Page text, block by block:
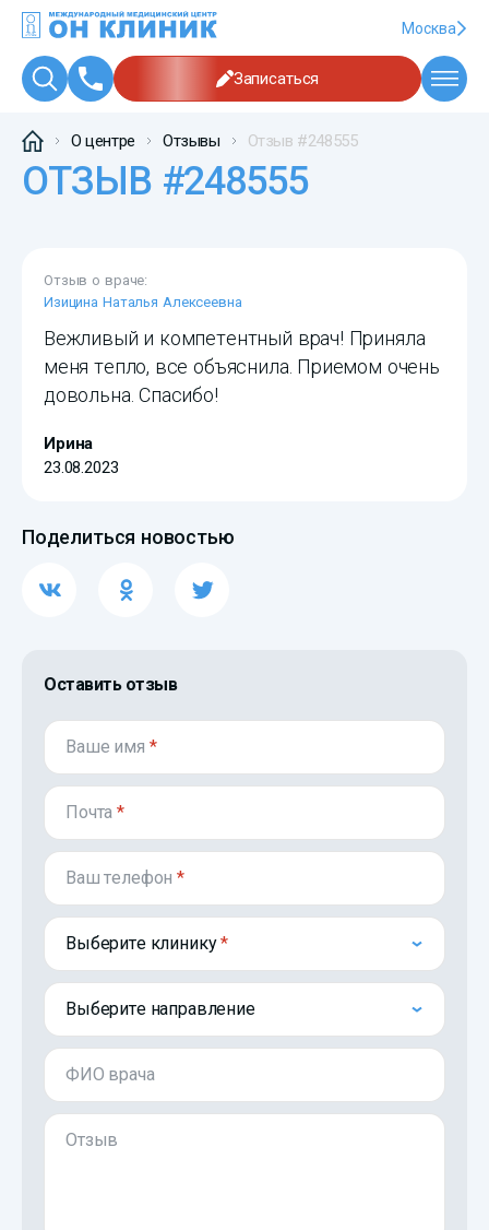
Москва
Записаться
О центре Отзывы Отзыв #248555
ОТЗЫВ #248555
Отзыв о враче:
Изицина Наталья Алексеевна
Вежливый и компетентный врач! Приняла
меня тепло, все объяснила. Приемом очень
довольна. Спасибо!
Ирина
23.08.2023
Поделиться новостью
Оставить отзыв
Ваше имя *
Почта*
Ваш телефон*
Выберите клинику
Выберите направление
ФИО врача
Отзыв